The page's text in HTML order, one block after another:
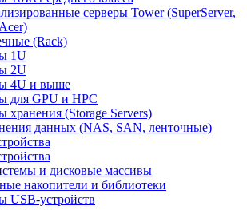
серверы Tower (SuperServer,
(Rack)
1U
2U
4U и выше
для GPU и HPC
хранения (Storage Servers)
данных (NAS, SAN, ленточные)
и дисковые массивы
накопители и библиотеки
USB-устройств